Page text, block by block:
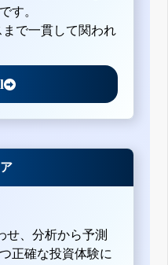
す。
で一貫して関われ
、分析から予測
正確な投資体験に